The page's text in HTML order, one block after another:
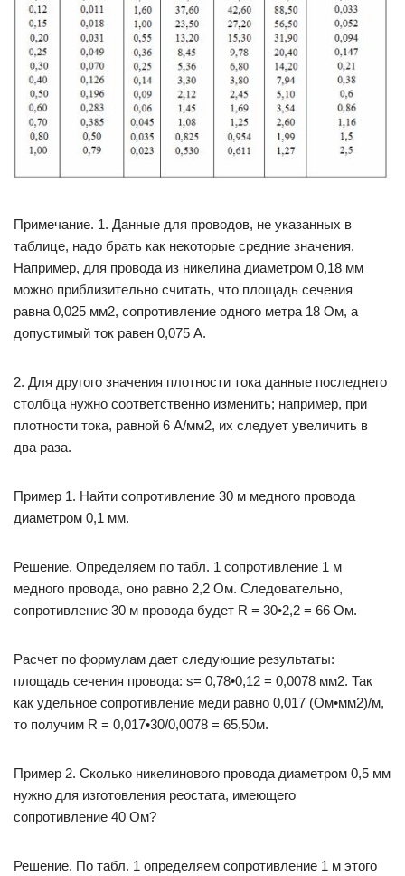
Примечание. 1. Данные для проводов, не указанных в
таблице, надо брать как некоторые средние значения.
Например, для провода из никелина диаметром 0,18 мм
можно приблизительно считать, что площадь сечения
равна 0,025 мм2, сопротивление одного метра 18 Ом, а
допустимый ток равен 0,075 А.
2. Для другого значения плотности тока данные последнего
столбца нужно соответственно изменить; например, при
плотности тока, равной 6 А/мм2, их следует увеличить в
два раза.
Пример 1. Найти сопротивление 30 м медного провода
диаметром 0,1 мм.
Решение. Определяем по табл. 1 сопротивление 1 м
медного провода, оно равно 2,2 Ом. Следовательно,
сопротивление 30 м провода будет R = 30•2,2 = 66 Ом.
Расчет по формулам дает следующие результаты:
площадь сечения провода: s= 0,78•0,12 = 0,0078 мм2. Так
как удельное сопротивление меди равно 0,017 (Ом•мм2)/м,
то получим R = 0,017•30/0,0078 = 65,50м.
Пример 2. Сколько никелинового провода диаметром 0,5 мм
нужно для изготовления реостата, имеющего
сопротивление 40 Ом?
Решение. По табл. 1 определяем сопротивление 1 м этого